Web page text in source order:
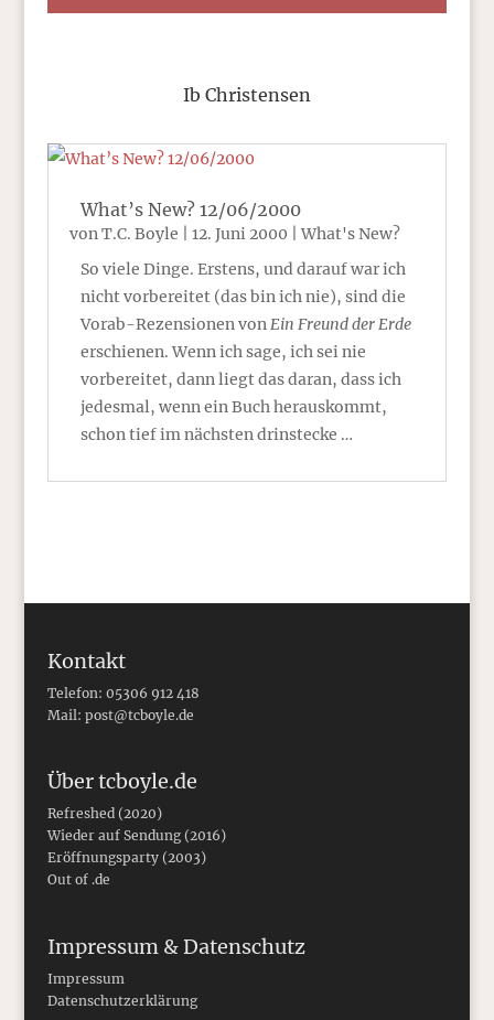
Ib Christensen
What’s New? 12/06/2000
vonT.C. Boyle 12. Juni 2000 |What's New?
So viele Dinge. Erstens, und darauf war ich
nicht vorbereitet (das bin ich nie), sind die
Vorab-Rezensionen vonEin Freund der Erde
erschienen. Wenn ich sage, ich sei nie
vorbereitet, dann liegt das daran, dass ich
jedesmal, wenn ein Buch herauskommt,
schon tief im nächsten drinstecke …
Kontakt
Telefon: 05306 912 418
Mail: post@tcboyle.de
Über tcboyle.de
Refreshed (2020)
Wieder auf Sendung (2016)
Eröffnungsparty (2003)
Out of .de
Impressum & Datenschutz
Impressum
Datenschutzerklärung